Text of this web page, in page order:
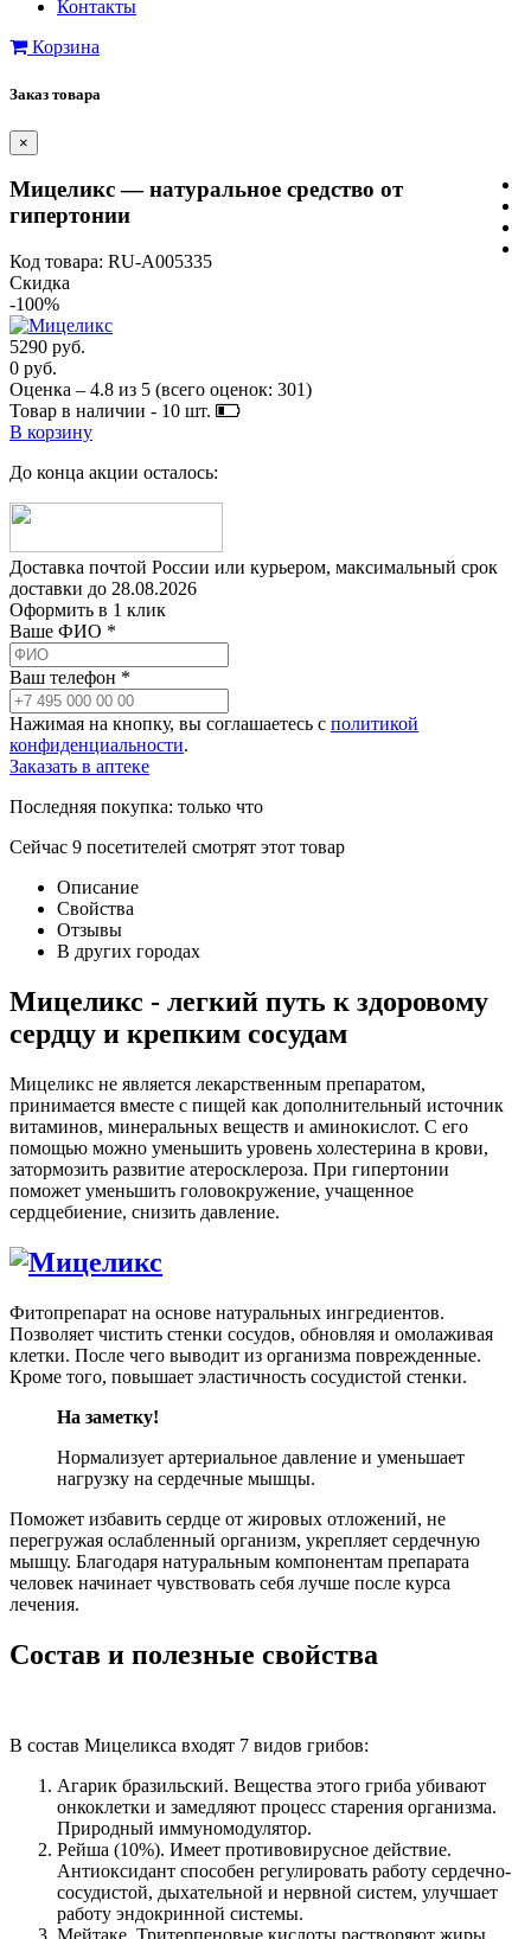
Контакты
Корзина
Заказ товара
×
Мицеликс — натуральное средство от
гипертонии
Код товара: RU-A005335
Скидка
-100%
5290 руб.
0 руб.
Оценка – 4.8 из 5 (всего оценок: 301)
Товар в наличии - 10 шт.
В корзину
До конца акции осталось:
Доставка почтой России или курьером, максимальный срок
доставки до 28.08.2026
Оформить в 1 клик
Ваше ФИО *
Ваш телефон *
Нажимая на кнопку, вы соглашаетесь с политикой
конфиденциальности.
Заказать в аптеке
Последняя покупка: только что
Сейчас 9 посетителей смотрят этот товар
Описание
Свойства
Отзывы
В других городах
Мицеликс - легкий путь к здоровому
сердцу и крепким сосудам
Мицеликс не является лекарственным препаратом,
принимается вместе с пищей как дополнительный источник
витаминов, минеральных веществ и аминокислот. С его
помощью можно уменьшить уровень холестерина в крови,
затормозить развитие атеросклероза. При гипертонии
поможет уменьшить головокружение, учащенное
сердцебиение, снизить давление.
Фитопрепарат на основе натуральных ингредиентов.
Позволяет чистить стенки сосудов, обновляя и омолаживая
клетки. После чего выводит из организма поврежденные.
Кроме того, повышает эластичность сосудистой стенки.
На заметку!
Нормализует артериальное давление и уменьшает
нагрузку на сердечные мышцы.
Поможет избавить сердце от жировых отложений, не
перегружая ослабленный организм, укрепляет сердечную
мышцу. Благодаря натуральным компонентам препарата
человек начинает чувствовать себя лучше после курса
лечения.
Состав и полезные свойства
В состав Мицеликса входят 7 видов грибов:
Агарик бразильский. Вещества этого гриба убивают
онкоклетки и замедляют процесс старения организма.
Природный иммуномодулятор.
Рейша (10%). Имеет противовирусное действие.
Антиоксидант способен регулировать работу сердечно-
сосудистой, дыхательной и нервной систем, улучшает
работу эндокринной системы.
Мейтаке. Тритерпеновые кислоты растворяют жиры,